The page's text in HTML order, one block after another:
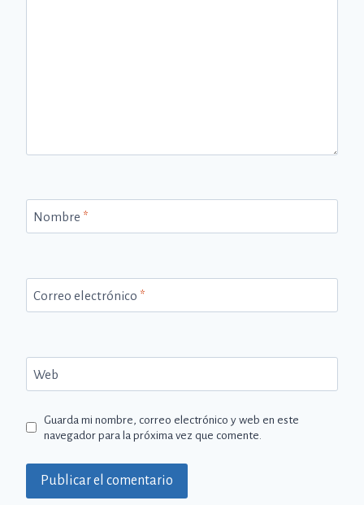
Nombre *
Correo electrónico *
Web
Guarda mi nombre, correo electrónico y web en este
navegador para la próxima vez que comente.